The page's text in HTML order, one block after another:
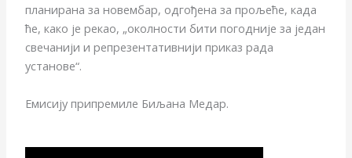
планирана за новембар, одгођена за прољеће, када
ће, како је рекао, „околности бити погодније за један
свечанији и репрезентативнији приказ рада
установе“.
Емисију припремиле Биљана Медар.